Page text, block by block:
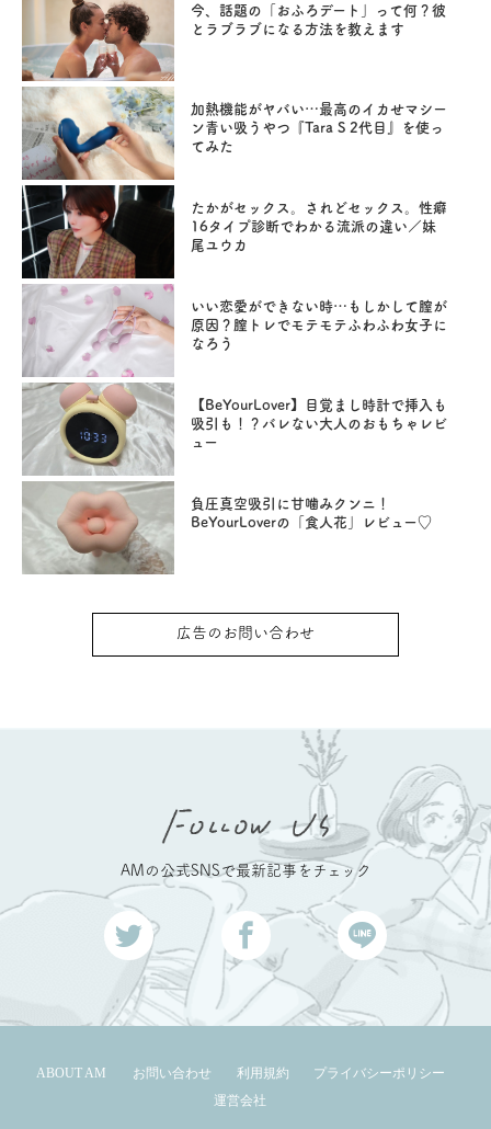
今、話題の「おふろデート」って何？彼
とラブラブになる方法を教えます
加熱機能がヤバい…最高のイカせマシー
ン青い吸うやつ『Tara S 2代目』を使っ
てみた
たかがセックス。されどセックス。性癖
16タイプ診断でわかる流派の違い／妹
尾ユウカ
いい恋愛ができない時…もしかして膣が
原因？膣トレでモテモテふわふわ女子に
なろう
【BeYourLover】目覚まし時計で挿入も
吸引も！？バレない大人のおもちゃレビ
ュー
負圧真空吸引に甘噛みクンニ！
BeYourLoverの「食人花」レビュー♡
広告のお問い合わせ
AMの公式SNSで最新記事をチェック
ABOUT AM お問い合わせ 利用規約
プライバシーポリシー
運営会社